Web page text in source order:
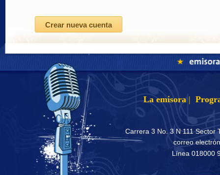
La emisora |
Carrera 3 No. 3 N 111 Sector
correo
Línea 018000